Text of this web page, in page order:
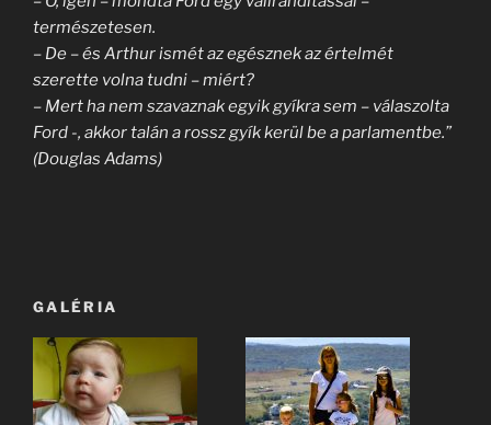
természetesen.
– De – és Arthur ismét az egésznek az értelmét
szerette volna tudni – miért?
– Mert ha nem szavaznak egyik gyíkra sem – válaszolta
Ford -, akkor talán a rossz gyík kerül be a parlamentbe.”
(Douglas Adams)
GALÉRIA